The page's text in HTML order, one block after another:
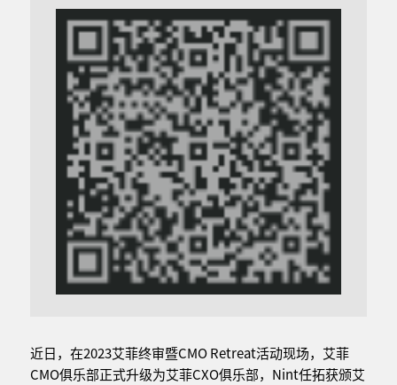
近日，在2023艾菲终审暨CMO Retreat活动现场，艾菲
CMO俱乐部正式升级为艾菲CXO俱乐部，Nint任拓获颁艾